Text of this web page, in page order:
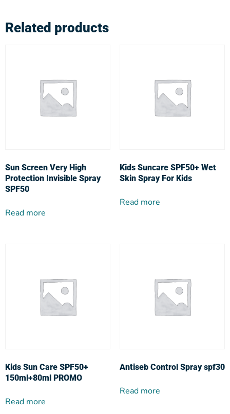
Related products
Sun Screen Very High
Protection Invisible Spray
SPF50
Read more
Kids Suncare SPF50+ Wet
Skin Spray For Kids
Read more
Kids Sun Care SPF50+
150ml+80ml PROMO
Read more
Antiseb Control Spray spf30
Read more